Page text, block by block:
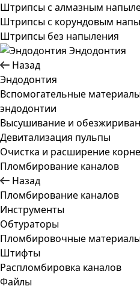
Штрипсы c алмазным
Штрипсы c корундовым
Штрипсы без напыления
Эндодонтия
Назад
Эндодонтия
Вспомогательные
эндодонтии
Высушивание и
Девитализация пульпы
Очистка и расширение
Пломбирование каналов
Назад
Пломбирование каналов
Инструменты
Обтураторы
Пломбировочные
Штифты
Распломбировка каналов
Файлы